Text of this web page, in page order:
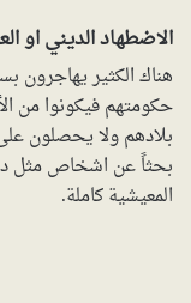
الاضطهاد الديني او
هناك الكثير يهاجرون
حكومتهم فيكونوا من
بلادهم ولا يحصلون
بحثاً عن اشخاص مثل
المعيشية كاملة.